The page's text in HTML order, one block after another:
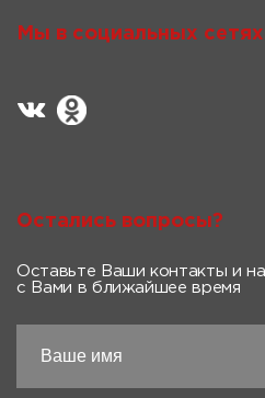
Мы в социальных
Остались вопросы?
Оставьте Ваши контакты и
с Вами в ближайшее время